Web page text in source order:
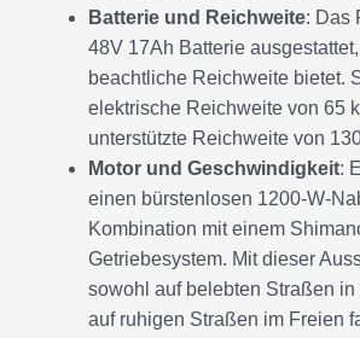
Batterie und Reichweite: Das
48V 17Ah Batterie
beachtliche Reichweite bietet.
elektrische Reichweite von 65
unterstützte Reichweite von
Motor und Geschwindigkeit:
einen bürstenlosen 1200-W-
Kombination mit einem
Getriebesystem. Mit dieser
sowohl auf belebten Straßen in
auf ruhigen Straßen im Freien